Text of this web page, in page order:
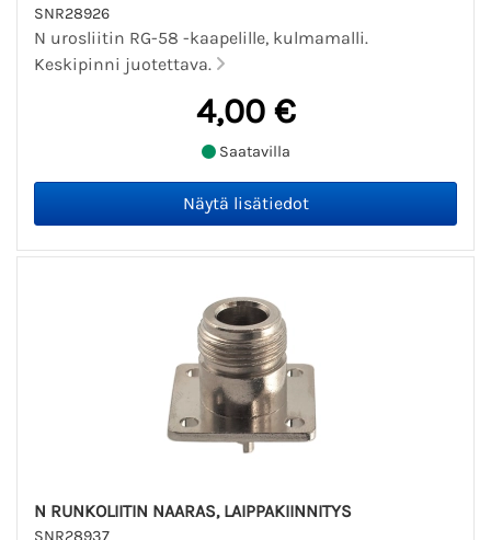
SNR28926
N urosliitin RG-58 -kaapelille, kulmamalli.
Keskipinni juotettava.
4,00 €
Saatavilla
N RUNKOLIITIN NAARAS, LAIPPAKIINNITYS
SNR28937